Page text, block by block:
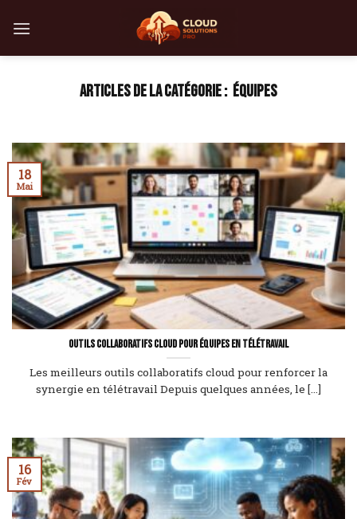
ÉQUIPES
Outils collaboratifs cloud pour équipes en télétravail
Les meilleurs outils collaboratifs cloud pour renforcer la
synergie en télétravail Depuis quelques années, le [...]
18
Mai
16
Fév